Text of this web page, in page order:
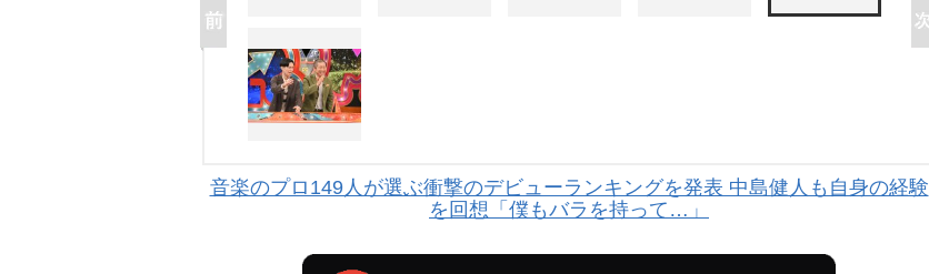
音楽のプロ149人が選ぶ衝撃のデビューランキングを発表 中島健人も自身の経験
を回想「僕もバラを持って…」